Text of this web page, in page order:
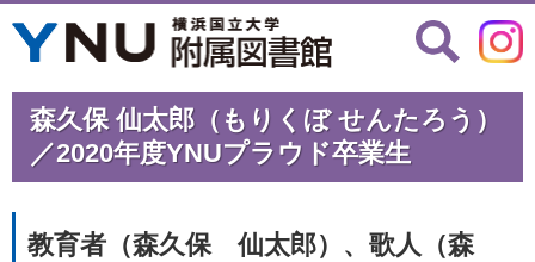
森久保 仙太郎（もりくぼ せんたろう）
／2020年度YNUプラウド卒業生
教育者（森久保 仙太郎）、歌人（森